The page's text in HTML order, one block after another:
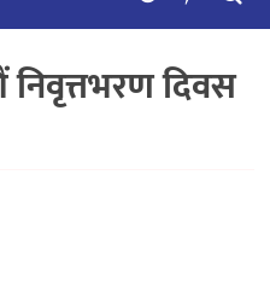
दिवस